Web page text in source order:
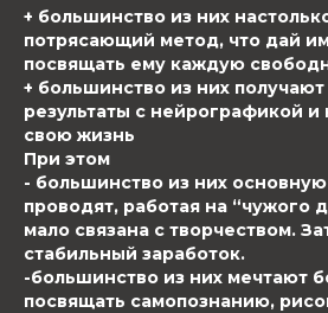
+ большинство из них
потрясающий метод, что дай
посвящать ему каждую
+ большинство из них
результаты с нейрографикой и
свою жизнь
При этом
- большинство из них
проводят, работая на “чужого
мало связана с творчеством.
стабильный заработок.
-большинство из них мечтают
посвящать самопознанию,